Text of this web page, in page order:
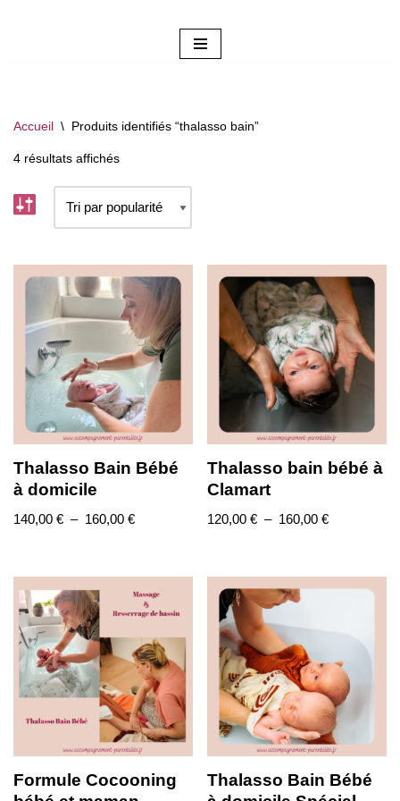
Accueil \ Produits identifiés “thalasso bain”
4 résultats affichés
Thalasso Bain Bébé
à domicile
140,00 € – 160,00 €
Thalasso bain bébé à
Clamart
120,00€ – 160,00€
Formule Cocooning
Thalasso Bain Bébé